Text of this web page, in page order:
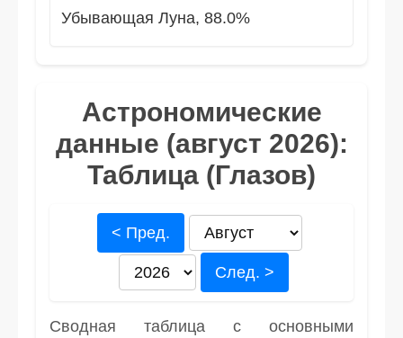
Убывающая Луна, 88.0%
Астрономические
данные (август 2026):
Таблица (Глазов)
< Пред.
След. >
Сводная таблица с основными